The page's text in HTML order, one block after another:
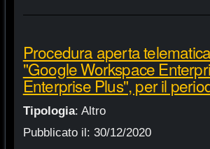
Procedura aperta
"Google Workspace
Enterprise Plus", per il
Tipologia: Altro
Pubblicato il: 30/12/2020